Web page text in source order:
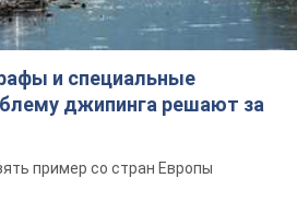
и специальные
джипинга решают за
пример со стран Европы